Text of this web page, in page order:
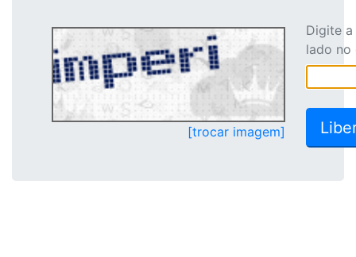
[trocar imagem]
Digite
lado no